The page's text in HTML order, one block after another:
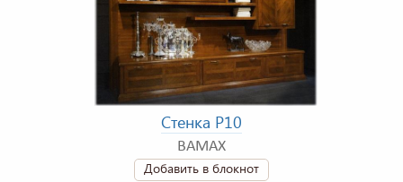
Стенка P10
BAMAX
Добавить в блокнот